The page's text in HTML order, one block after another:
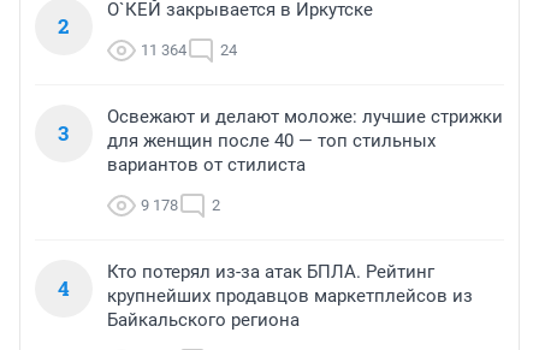
2
О`КЕЙ закрывается в Иркутске
11 364 24
3
Освежают и делают моложе: лучшие стрижки
для женщин после 40 — топ стильных
вариантов от стилиста
9 178 2
4
Кто потерял из-за атак БПЛА. Рейтинг
крупнейших продавцов маркетплейсов из
Байкальского региона